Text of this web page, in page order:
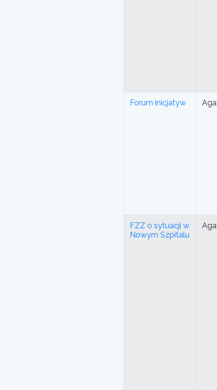
Forum inicjatyw
FZZ o sytuacji w
Nowym Szpitalu